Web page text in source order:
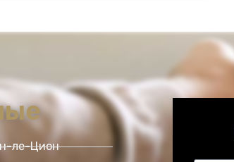
ле-Цион